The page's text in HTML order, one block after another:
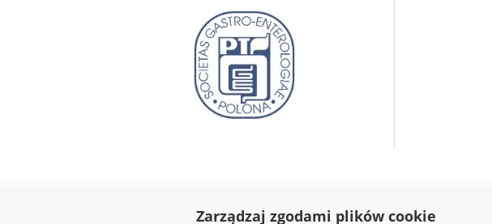
Zarządzaj zgodami plików cookie